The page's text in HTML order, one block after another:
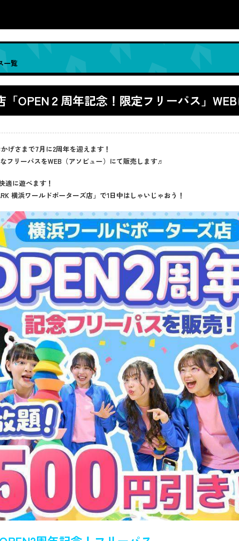
一覧
「OPEN２周年記念！限定フリーパス」
げさまで7月に2周年を迎えます！
フリーパスをWEB（アソビュー）にて販売します♬
適に遊べます！
横浜ワールドポーターズ店」で1日中はしゃいじゃおう！